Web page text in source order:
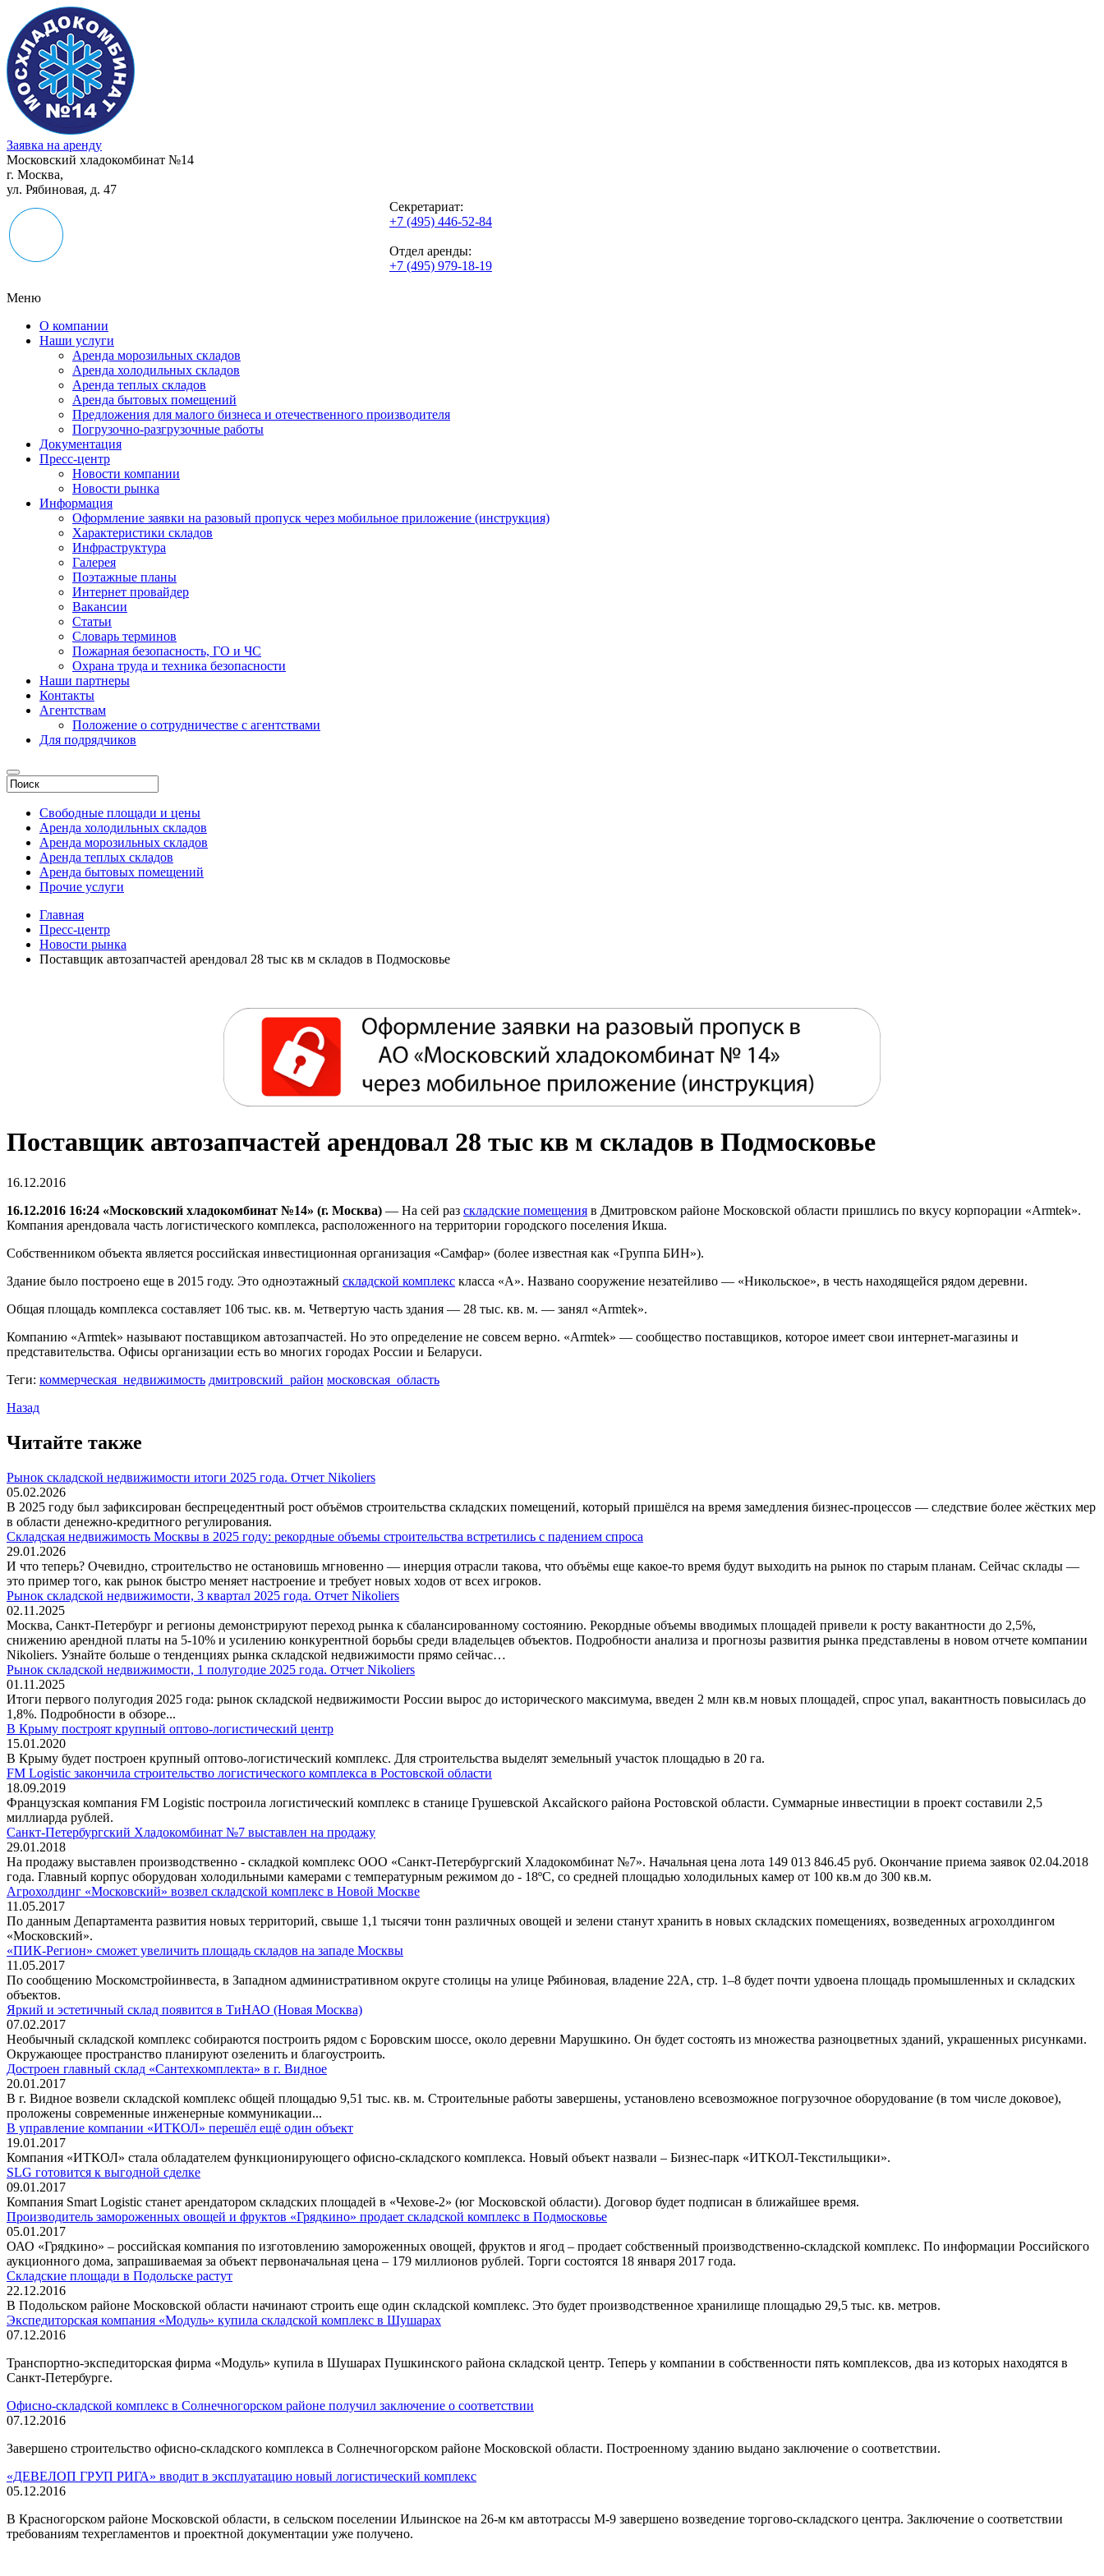
Заявка на аренду
Московский хладокомбинат №14
г. Москва,
ул. Рябиновая, д. 47
Секретариат:
+7 (495) 446-52-84
Отдел аренды:
+7 (495) 979-18-19
Меню
О компании
Наши услуги
Аренда морозильных складов
Аренда холодильных складов
Аренда теплых складов
Аренда бытовых помещений
Предложения для малого бизнеса и отечественного производителя
Погрузочно-разгрузочные работы
Документация
Пресс-центр
Новости компании
Новости рынка
Информация
Оформление заявки на разовый пропуск через мобильное приложение (инструкция)
Характеристики складов
Инфраструктура
Галерея
Поэтажные планы
Интернет провайдер
Вакансии
Статьи
Словарь терминов
Пожарная безопасность, ГО и ЧС
Охрана труда и техника безопасности
Наши партнеры
Контакты
Агентствам
Положение о сотрудничестве с агентствами
Для подрядчиков
Свободные площади и цены
Аренда холодильных складов
Аренда морозильных складов
Аренда теплых складов
Аренда бытовых помещений
Прочие услуги
Главная
Пресс-центр
Новости рынка
Поставщик автозапчастей арендовал 28 тыс кв м складов в Подмосковье
Поставщик автозапчастей арендовал 28 тыс кв м складов в Подмосковье
16.12.2016
16.12.2016 16:24 «Московский хладокомбинат №14» (г. Москва) — На сей раз складские помещения в Дмитровском районе Московской области пришлись по вкусу корпорации «Armtek».
Компания арендовала часть логистического комплекса, расположенного на территории городского поселения Икша.
Собственником объекта является российская инвестиционная организация «Самфар» (более известная как «Группа БИН»).
Здание было построено еще в 2015 году. Это одноэтажный складской комплекс класса «А». Названо сооружение незатейливо — «Никольское», в честь находящейся рядом деревни.
Общая площадь комплекса составляет 106 тыс. кв. м. Четвертую часть здания — 28 тыс. кв. м. — занял «Armtek».
Компанию «Armtek» называют поставщиком автозапчастей. Но это определение не совсем верно. «Armtek» — сообщество поставщиков, которое имеет свои интернет-магазины и
представительства. Офисы организации есть во многих городах России и Беларуси.
Теги: коммерческая_недвижимость дмитровский_район московская_область
Назад
Читайте также
Рынок складской недвижимости итоги 2025 года. Отчет Nikoliers
05.02.2026
В 2025 году был зафиксирован беспрецедентный рост объёмов строительства складских помещений, который пришёлся на время замедления бизнес-процессов — следствие более жёстких мер
в области денежно-кредитного регулирования.
Складская недвижимость Москвы в 2025 году: рекордные объемы строительства встретились с падением спроса
29.01.2026
И что теперь? Очевидно, строительство не остановишь мгновенно — инерция отрасли такова, что объёмы еще какое-то время будут выходить на рынок по старым планам. Сейчас склады —
это пример того, как рынок быстро меняет настроение и требует новых ходов от всех игроков.
Рынок складской недвижимости, 3 квартал 2025 года. Отчет Nikoliers
02.11.2025
Москва, Санкт-Петербург и регионы демонстрируют переход рынка к сбалансированному состоянию. Рекордные объемы вводимых площадей привели к росту вакантности до 2,5%,
снижению арендной платы на 5-10% и усилению конкурентной борьбы среди владельцев объектов. Подробности анализа и прогнозы развития рынка представлены в новом отчете компании
Nikoliers. Узнайте больше о тенденциях рынка складской недвижимости прямо сейчас…
Рынок складской недвижимости, 1 полугодие 2025 года. Отчет Nikoliers
01.11.2025
Итоги первого полугодия 2025 года: рынок складской недвижимости России вырос до исторического максимума, введен 2 млн кв.м новых площадей, спрос упал, вакантность повысилась до
1,8%. Подробности в обзоре...
В Крыму построят крупный оптово-логистический центр
15.01.2020
В Крыму будет построен крупный оптово-логистический комплекс. Для строительства выделят земельный участок площадью в 20 га.
FM Logistic закончила строительство логистического комплекса в Ростовской области
18.09.2019
Французская компания FM Logistic построила логистический комплекс в станице Грушевской Аксайского района Ростовской области. Суммарные инвестиции в проект составили 2,5
миллиарда рублей.
Санкт-Петербургский Хладокомбинат №7 выставлен на продажу
29.01.2018
На продажу выставлен производственно - складкой комплекс ООО «Санкт-Петербургский Хладокомбинат №7». Начальная цена лота 149 013 846.45 руб. Окончание приема заявок 02.04.2018
года. Главный корпус оборудован холодильными камерами с температурным режимом до - 18ºC, со средней площадью холодильных камер от 100 кв.м до 300 кв.м.
Агрохолдинг «Московский» возвел складской комплекс в Новой Москве
11.05.2017
По данным Департамента развития новых территорий, свыше 1,1 тысячи тонн различных овощей и зелени станут хранить в новых складских помещениях, возведенных агрохолдингом
«Московский».
«ПИК-Регион» сможет увеличить площадь складов на западе Москвы
11.05.2017
По сообщению Москомстройинвеста, в Западном административном округе столицы на улице Рябиновая, владение 22А, стр. 1–8 будет почти удвоена площадь промышленных и складских
объектов.
Яркий и эстетичный склад появится в ТиНАО (Новая Москва)
07.02.2017
Необычный складской комплекс собираются построить рядом с Боровским шоссе, около деревни Марушкино. Он будет состоять из множества разноцветных зданий, украшенных рисунками.
Окружающее пространство планируют озеленить и благоустроить.
Достроен главный склад «Сантехкомплекта» в г. Видное
20.01.2017
В г. Видное возвели складской комплекс общей площадью 9,51 тыс. кв. м. Строительные работы завершены, установлено всевозможное погрузочное оборудование (в том числе доковое),
проложены современные инженерные коммуникации...
В управление компании «ИТКОЛ» перешёл ещё один объект
19.01.2017
Компания «ИТКОЛ» стала обладателем функционирующего офисно-складского комплекса. Новый объект назвали – Бизнес-парк «ИТКОЛ-Текстильщики».
SLG готовится к выгодной сделке
09.01.2017
Компания Smart Logistic станет арендатором складских площадей в «Чехове-2» (юг Московской области). Договор будет подписан в ближайшее время.
Производитель замороженных овощей и фруктов «Грядкино» продает складской комплекс в Подмосковье
05.01.2017
ОАО «Грядкино» – российская компания по изготовлению замороженных овощей, фруктов и ягод – продает собственный производственно-складской комплекс. По информации Российского
аукционного дома, запрашиваемая за объект первоначальная цена – 179 миллионов рублей. Торги состоятся 18 января 2017 года.
Складские площади в Подольске растут
22.12.2016
В Подольском районе Московской области начинают строить еще один складской комплекс. Это будет производственное хранилище площадью 29,5 тыс. кв. метров.
Экспедиторская компания «Модуль» купила складской комплекс в Шушарах
07.12.2016
Транспортно-экспедиторская фирма «Модуль» купила в Шушарах Пушкинского района складской центр. Теперь у компании в собственности пять комплексов, два из которых находятся в
Санкт-Петербурге.
Офисно-складской комплекс в Солнечногорском районе получил заключение о соответствии
07.12.2016
Завершено строительство офисно-складского комплекса в Солнечногорском районе Московской области. Построенному зданию выдано заключение о соответствии.
«ДЕВЕЛОП ГРУП РИГА» вводит в эксплуатацию новый логистический комплекс
05.12.2016
В Красногорском районе Московской области, в сельском поселении Ильинское на 26-м км автотрассы М-9 завершено возведение торгово-складского центра. Заключение о соответствии
требованиям техрегламентов и проектной документации уже получено.